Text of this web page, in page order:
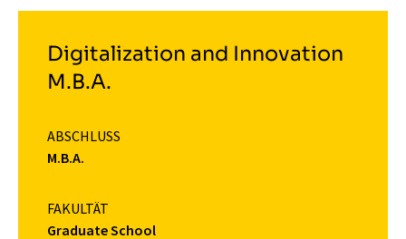
Digitalization and Innovation
M.B.A.
ABSCHLUSS
M.B.A.
FAKULTÄT
Graduate School